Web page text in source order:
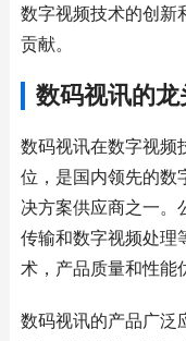
数字视频技术的创新
贡献。
数码视讯的龙
数码视讯在数字视频
位，是国内领先的数
决方案供应商之一。
传输和数字视频处理
术，产品质量和性能
数码视讯的产品广泛